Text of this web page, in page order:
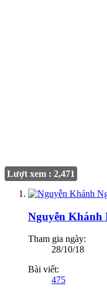
Lượt xem : 2,471
Nguyễn Khánh
Tham gia ngày:
28/10/18
Bài viết:
475